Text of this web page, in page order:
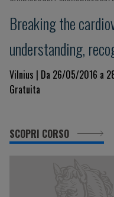
Breaking the
understanding,
prevention of the
Introduce, Interpret,
Vilnius | Da 26/05/2016 a
Gratuita
SCOPRI CORSO